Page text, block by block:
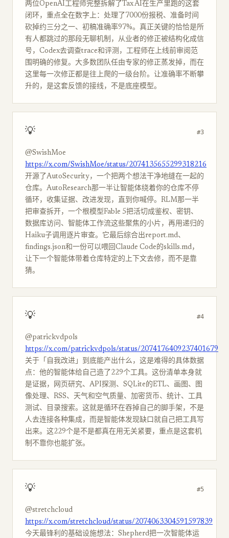
两位OpenAI工程师完整拆解了Tax AI在生产里跑的这套
闭环，重点全在数字上：处理了7000份报税、准备时间
砍掉约三分之一、初稿准确率97%。真正关键的恰恰是所
有人都跳过的那段无聊机制，从业者的修正被结构化成信
号，Codex去调查trace和评测，工程师在上线前审阅范
围明确的修复。大多数团队任由专家的修正蒸发掉，而在
这里每一次修正都是往上爬的一级台阶。让准确率不断攀
升的，是这套反馈的接线，不是底座模型。
💡 #3
@SwishMoe
https://x.com/SwishMoe/status/2074135655299318216
开源了AutoSecurity，一个把两个想法干净地缝在一起的
仓库。AutoResearch那一半让智能体绕着你的仓库不停
循环，收集证据、改进发现，直到你喊停。RLM那一半
把审查拆开，一个根模型Fable 5把活切成鉴权、密钥、
数据库访问、智能体工作流这些聚焦的小片，再用递归的
Haiku子调用逐片审查。它最后综合出report.md、
findings.json和一份可以喂回Claude Code的skills.md，
让下一个智能体带着仓库特定的上下文去修，而不是靠
猜。
💡 #4
@patrickvdpols
https://x.com/patrickvdpols/status/2074176409237401679
关于「自我改进」到底能产出什么，这是难得的具体数据
点：他的智能体给自己造了229个工具。这份清单本身就
是证据，网页研究、API探测、SQLite的ETL、画图、图
像处理、RSS、天气和空气质量、加密货币、统计、工具
测试、目录搜索。这就是循环在吞掉自己的脚手架，不是
人去连接各种集成，而是智能体发现缺口就自己把工具写
出来。这229个是不是都真在用无关紧要，重点是这套机
制不靠你也能扩张。
💡 #5
@stretchcloud
https://x.com/stretchcloud/status/2074063304591597839
今天最锋利的基础设施想法：Shepherd把一次智能体运